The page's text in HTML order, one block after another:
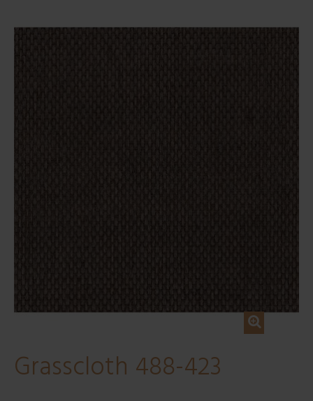
Grasscloth 488-423